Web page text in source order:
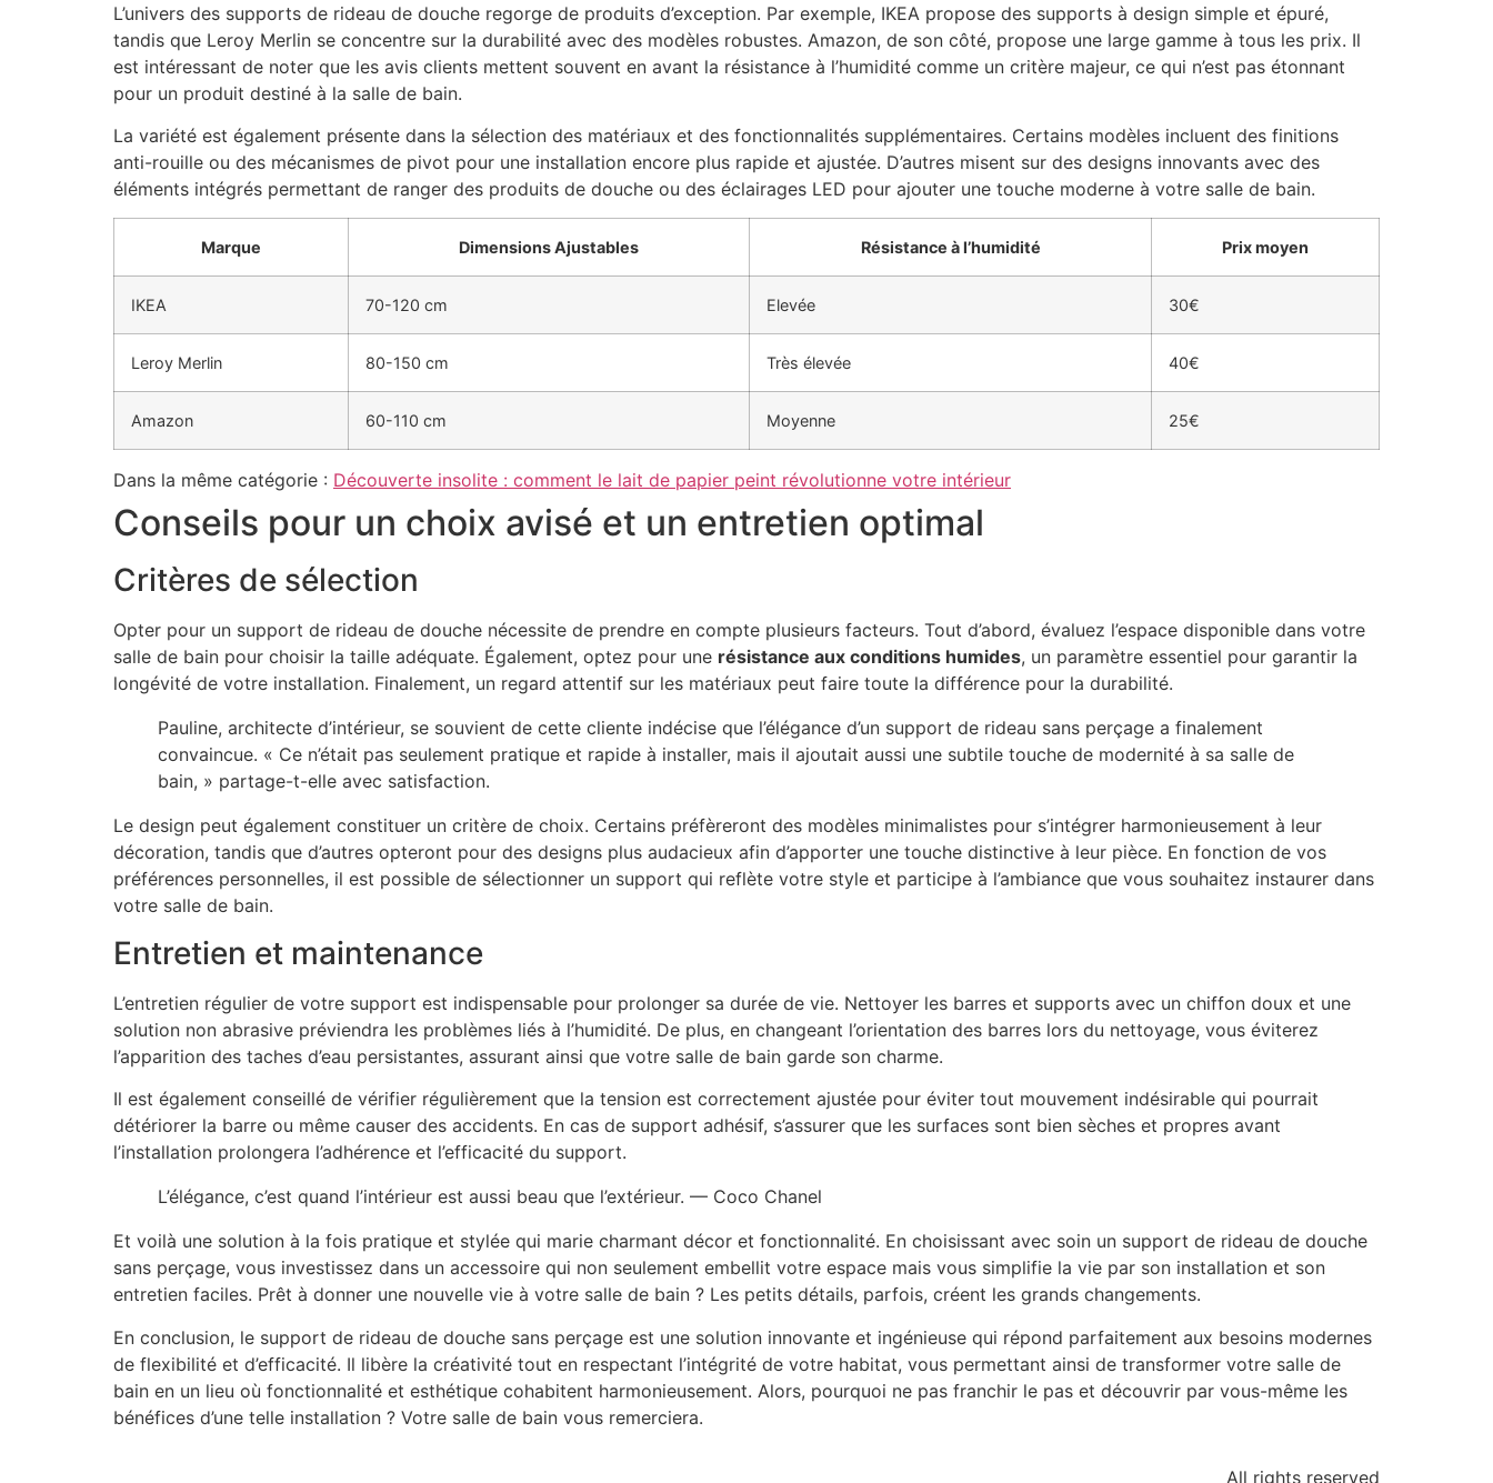
L’univers des supports de rideau de douche regorge de produits d’exception. Par exemple, IKEA propose des supports à design simple et épuré,
tandis que Leroy Merlin se concentre sur la durabilité avec des modèles robustes. Amazon, de son côté, propose une large gamme à tous les prix. Il
est intéressant de noter que les avis clients mettent souvent en avant la résistance à l’humidité comme un critère majeur, ce qui n’est pas étonnant
pour un produit destiné à la salle de bain.
La variété est également présente dans la sélection des matériaux et des fonctionnalités supplémentaires. Certains modèles incluent des finitions
anti-rouille ou des mécanismes de pivot pour une installation encore plus rapide et ajustée. D’autres misent sur des designs innovants avec des
éléments intégrés permettant de ranger des produits de douche ou des éclairages LED pour ajouter une touche moderne à votre salle de bain.
Marque Dimensions Ajustables Résistance à l’humidité Prix moyen
IKEA 70-120 cm Elevée 30€
Leroy Merlin 80-150 cm Très élevée 40€
Amazon 60-110 cm Moyenne 25€
Dans la même catégorie : Découverte insolite : comment le lait de papier peint révolutionne votre intérieur
Conseils pour un choix avisé et un entretien optimal
Critères de sélection
Opter pour un support de rideau de douche nécessite de prendre en compte plusieurs facteurs. Tout d’abord, évaluez l’espace disponible dans votre
salle de bain pour choisir la taille adéquate. Également, optez pour une résistance aux conditions humides, un paramètre essentiel pour garantir la
longévité de votre installation. Finalement, un regard attentif sur les matériaux peut faire toute la différence pour la durabilité.
Pauline, architecte d’intérieur, se souvient de cette cliente indécise que l’élégance d’un support de rideau sans perçage a finalement
convaincue. « Ce n’était pas seulement pratique et rapide à installer, mais il ajoutait aussi une subtile touche de modernité à sa salle de
bain, » partage-t-elle avec satisfaction.
Le design peut également constituer un critère de choix. Certains préfèreront des modèles minimalistes pour s’intégrer harmonieusement à leur
décoration, tandis que d’autres opteront pour des designs plus audacieux afin d’apporter une touche distinctive à leur pièce. En fonction de vos
préférences personnelles, il est possible de sélectionner un support qui reflète votre style et participe à l’ambiance que vous souhaitez instaurer dans
votre salle de bain.
Entretien et maintenance
L’entretien régulier de votre support est indispensable pour prolonger sa durée de vie. Nettoyer les barres et supports avec un chiffon doux et une
solution non abrasive préviendra les problèmes liés à l’humidité. De plus, en changeant l’orientation des barres lors du nettoyage, vous éviterez
l’apparition des taches d’eau persistantes, assurant ainsi que votre salle de bain garde son charme.
Il est également conseillé de vérifier régulièrement que la tension est correctement ajustée pour éviter tout mouvement indésirable qui pourrait
détériorer la barre ou même causer des accidents. En cas de support adhésif, s’assurer que les surfaces sont bien sèches et propres avant
l’installation prolongera l’adhérence et l’efficacité du support.
L’élégance, c’est quand l’intérieur est aussi beau que l’extérieur. — Coco Chanel
Et voilà une solution à la fois pratique et stylée qui marie charmant décor et fonctionnalité. En choisissant avec soin un support de rideau de douche
sans perçage, vous investissez dans un accessoire qui non seulement embellit votre espace mais vous simplifie la vie par son installation et son
entretien faciles. Prêt à donner une nouvelle vie à votre salle de bain ? Les petits détails, parfois, créent les grands changements.
En conclusion, le support de rideau de douche sans perçage est une solution innovante et ingénieuse qui répond parfaitement aux besoins modernes
de flexibilité et d’efficacité. Il libère la créativité tout en respectant l’intégrité de votre habitat, vous permettant ainsi de transformer votre salle de
bain en un lieu où fonctionnalité et esthétique cohabitent harmonieusement. Alors, pourquoi ne pas franchir le pas et découvrir par vous-même les
bénéfices d’une telle installation ? Votre salle de bain vous remerciera.
All rights reserved